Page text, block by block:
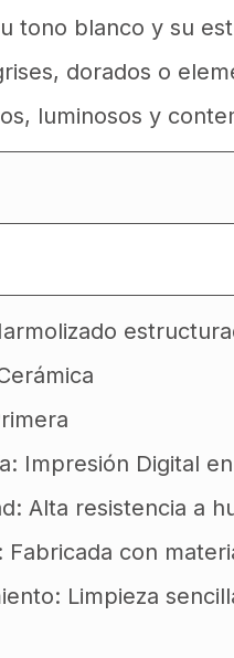
tono blanco y su
dorados o
luminosos y
Impresión Digital
Alta resistencia a
Fabricada con
Limpieza